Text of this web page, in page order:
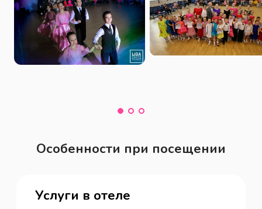
Особенности при посещении
Услуги в отеле